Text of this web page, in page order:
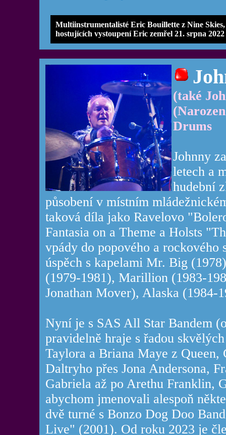
Multiinstrumentalisté Eric Bouillette z Nine
hostujících vystoupení Eric zemřel 21. srpna
(také
Drums
Johnny
letech a
hudební
působení v místním
taková díla jako Ravelovo
Fantasia on a Theme a Holsts
vpády do popového a rockového
úspěch s kapelami Mr. Big
(1979-1981), Marillion (1983-
Jonathan Mover), Alaska (1984-
Nyní je s SAS All Star Bandem
pravidelně hraje s řadou
Taylora a Briana Maye z Queen,
Daltryho přes Jona Andersona,
Gabriela až po Arethu Franklin,
abychom jmenovali alespoň
dvě turné s Bonzo Dog Doo
Live" (2001). Od roku 2023 je